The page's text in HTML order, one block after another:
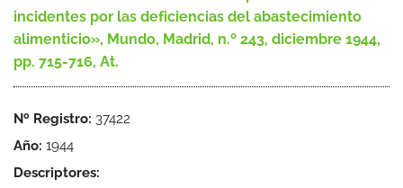
incidentes por las deficiencias del abastecimiento
alimenticio», Mundo, Madrid, n.º 243, diciembre 1944,
pp. 715-716, At.
Nº Registro: 37422
Año: 1944
Descriptores: